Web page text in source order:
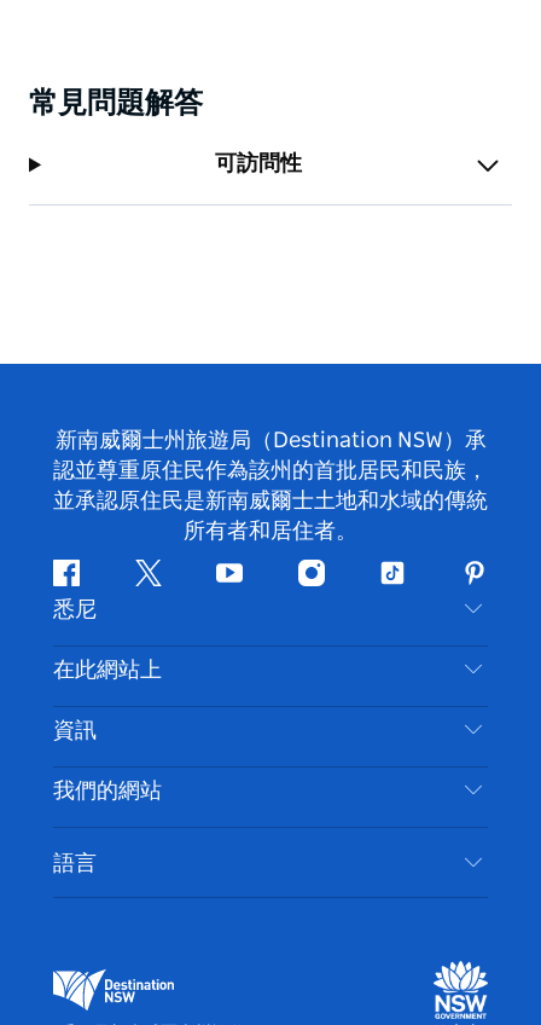
常見問題解答
可訪問性
新南威爾士州旅遊局（Destination NSW）承
認並尊重原住民作為該州的首批居民和民族，
並承認原住民是新南威爾士土地和水域的傳統
所有者和居住者。
Facebook嘰
喳
喳
Youtube Instagram
抖
悉尼
聯絡我們
免責聲明
隱私
Cookie 通知
在此網站上
目的地
要做的事情
新南威爾斯州公路旅行
活動
住宿
資訊
旅行資訊
無障礙悉尼
列出您的業務
我們的網站
新南威爾士州旅遊局（Destination NSW）媒體中
語言